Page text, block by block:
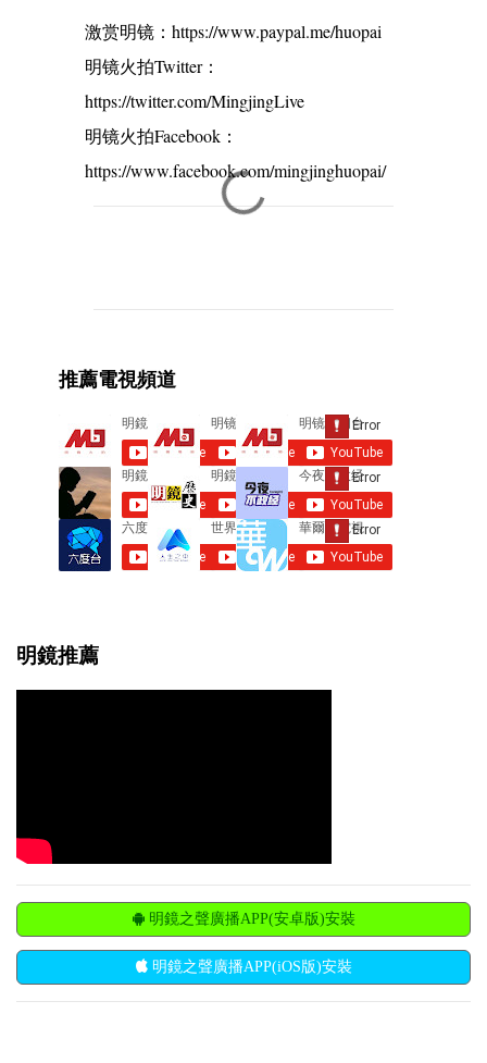
激赏明镜：https://www.paypal.me/huopai
明镜火拍Twitter：
https://twitter.com/MingjingLive
明镜火拍Facebook：
https://www.facebook.com/mingjinghuopai/
n
t
s
推薦電視頻道
明鏡推薦
明鏡之聲廣播APP(安卓版)安裝
明鏡之聲廣播APP(iOS版)安裝